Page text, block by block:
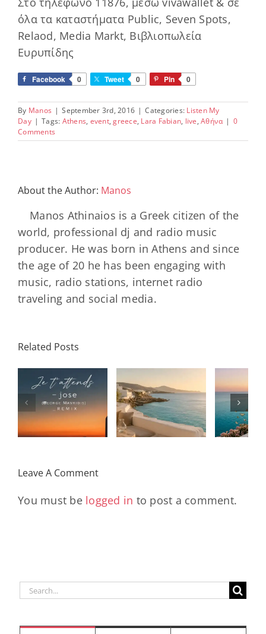
όλα τα καταστήματα Public, Seven Spots,
Relaod, Media Markt, Βιβλιοπωλεία
Ευρυπίδης
Facebook 0 Tweet 0 Pin 0
By Manos | September 3rd, 2016 | Categories: Listen My
Day | Tags: Athens, event,greece, Lara Fabian, live, Αθήνα | 0
Comments
About the Author: Manos
Manos Athinaios is a Greek citizen of the
world, professional dj and radio music
producer. He was born in Athens and since
the age of 20 he has been engaging with
music, radio stations, internet radio
traveling and social media.
Related Posts
– July House
& Disco
Mixtape |
Travel My
Daniele
Soriani
Papillons
(Main Mix)
DAY/
Leave A Comment
You must be logged in to post a comment.
Search